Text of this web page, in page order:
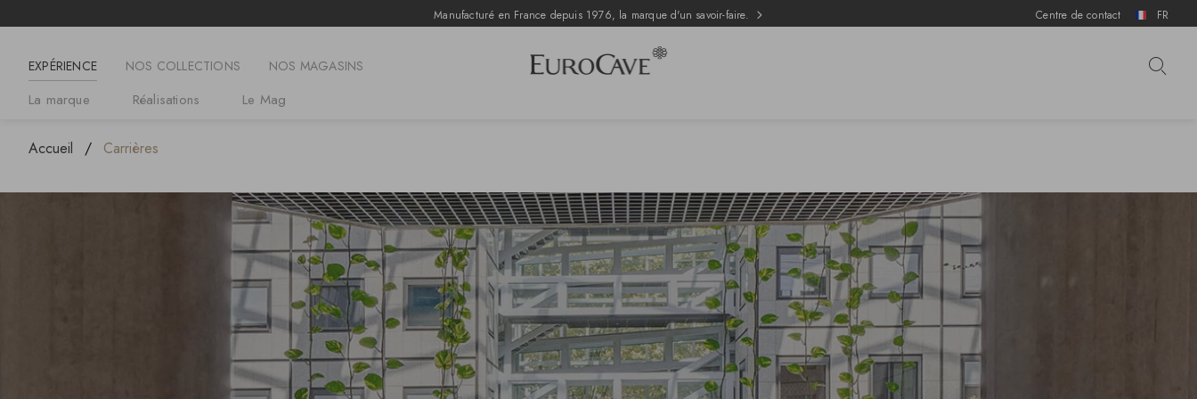
Manufacturé en France depuis 1976, la marque d'un savoir-faire. Centre de contact FR
EXPÉRIENCE
La marque Réalisations Le Mag
NOS COLLECTIONS NOS MAGASINS
Accueil Carrières